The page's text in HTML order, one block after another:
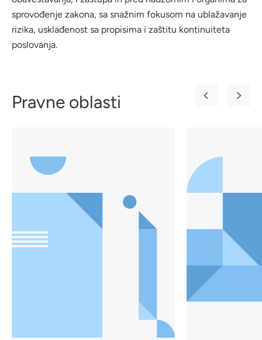
sprovođenje zakona, sa snažnim fokusom na ublažavanje
rizika, usklađenost sa propisima i zaštitu kontinuiteta
poslovanja.
Pravne oblasti